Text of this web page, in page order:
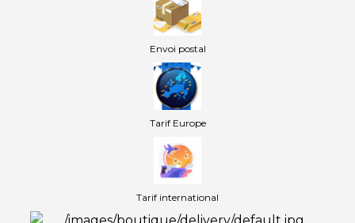
Envoi postal
Tarif Europe
Tarif international